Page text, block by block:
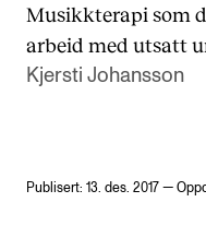
Musikkterapi som
arbeid med utsatt
Kjersti Johansson
Publisert: 13. des. 2017 —